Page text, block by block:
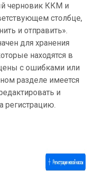
черновик ККМ и
столбце,
и отправить».
для хранения
находятся в
с ошибками или
разделе имеется
и
регистрацию.